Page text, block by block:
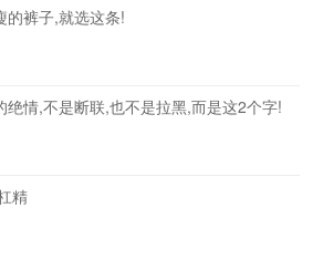
的裤子,就选这条!
绝情,不是断联,也不是拉黑,而是这2个字!
精